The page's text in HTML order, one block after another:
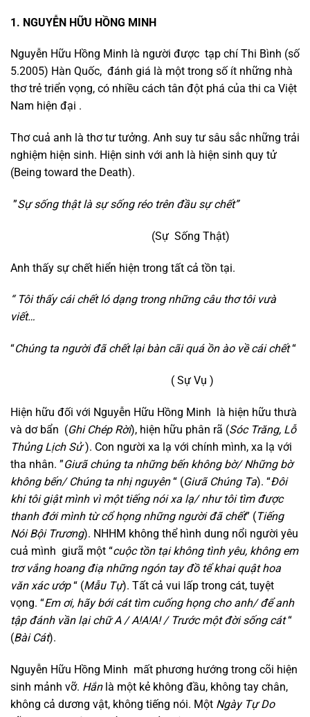
1. NGUYỄN HỮU HỒNG MINH
Nguyễn Hữu Hồng Minh là người được tạp chí Thi Bình (số
5.2005) Hàn Quốc, đánh giá là một trong số ít những nhà
thơ trẻ triển vọng, có nhiều cách tân đột phá của thi ca Việt
Nam hiện đại .
Thơ cuả anh là thơ tư tưởng. Anh suy tư sâu sắc những trải
nghiệm hiện sinh. Hiện sinh với anh là hiện sinh quy tử
(Being toward the Death).
”Sự sống thật là sự sống réo trên đầu sự chết”
(Sự Sống Thật)
Anh thấy sự chết hiển hiện trong tất cả tồn tại.
“ Tôi thấy cái chết ló dạng trong những câu thơ tôi vưà
viết…
“Chúng ta người đã chết lại bàn cãi quá ồn ào về cái chết“
( Sự Vụ )
Hiện hữu đối với Nguyễn Hữu Hồng Minh là hiện hữu thưà
và dơ bẩn (Ghi Chép Rời), hiện hữu phân rã (Sóc Trăng, Lỗ
Thủng Lịch Sử). Con người xa lạ với chính mình, xa lạ với
tha nhân. ”Giưã chúng ta những bến không bờ/ Những bờ
không bến/ Chúng ta nhị nguyên“ (Giưã Chúng Ta). “Đôi
khi tôi giật mình vì một tiếng nói xa lạ/ như tôi tìm được
thanh đới mình từ cổ họng những người đã chết” (Tiếng
Nói Bội Trương). NHHM không thể hình dung nổi người yêu
cuả mình giưã một “cuộc tồn tại không tình yêu, không em
trơ vắng hoang điạ những ngón tay đồ tể khai quật hoa
văn xác ướp“ (Mẫu Tự). Tất cả vui lấp trong cát, tuyệt
vọng. “Em ơi, hãy bới cát tìm cuống họng cho anh/ để anh
tập đánh vần lại chữ A / A!A!A! / Trước một đời sống cát“
(Bài Cát).
Nguyễn Hữu Hồng Minh mất phương hướng trong cõi hiện
sinh mảnh vỡ. Hắnlà một kẻ không đầu, không tay chân,
không cả dương vật, không tiếng nói. Một Ngày Tự Do